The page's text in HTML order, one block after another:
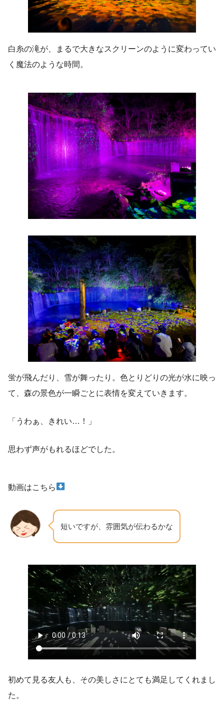
白糸の滝が、まるで大きなスクリーンのように変わってい
く魔法のような時間。
蛍が飛んだり、雪が舞ったり。色とりどりの光が水に映っ
て、森の景色が一瞬ごとに表情を変えていきます。
「うわぁ、きれい…！」
思わず声がもれるほどでした。
動画はこちら
短いですが、雰囲気が伝わるかな
初めて見る友人も、その美しさにとても満足してくれまし
た。